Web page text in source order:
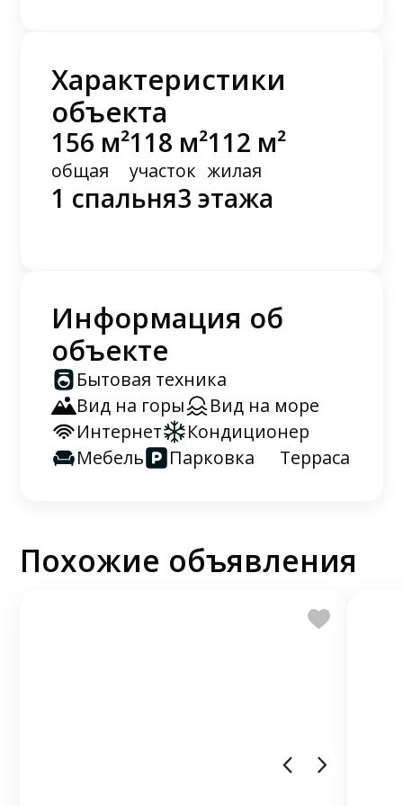
Характеристики
объекта
156 м²
общая
118 м²
участок
112 м²
жилая
1 спальня3 этажа
Информация об
объекте
Бытовая техника
Вид на горы
Вид на море
Интернет
Кондиционер
Мебель
Парковка Терраса
Похожие объявления